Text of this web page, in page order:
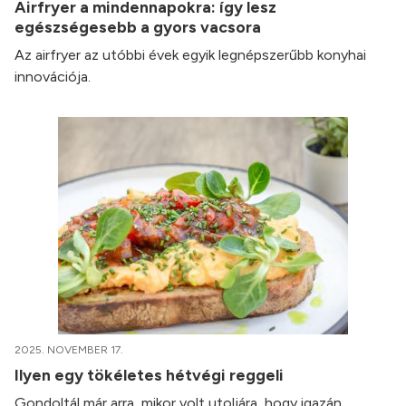
Airfryer a mindennapokra: így lesz
egészségesebb a gyors vacsora
Az airfryer az utóbbi évek egyik legnépszerűbb konyhai
innovációja.
2025. NOVEMBER 17.
Ilyen egy tökéletes hétvégi reggeli